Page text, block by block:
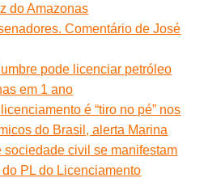
do Amazonas
Comentário de José
pode licenciar petróleo
em 1 ano
é “tiro no pé” nos
do Brasil, alerta Marina
sociedade civil se manifestam
PL do Licenciamento